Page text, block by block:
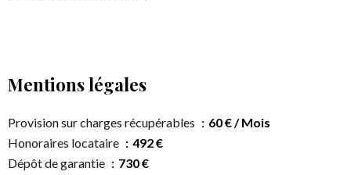
Mentions légales
Provision sur charges récupérables
60 € / Mois
Honoraires locataire
492 €
Dépôt de garantie
730 €